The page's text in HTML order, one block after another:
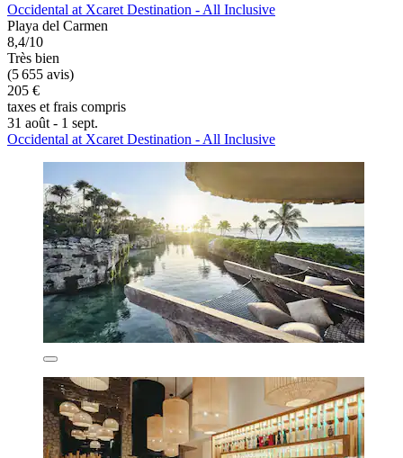
Occidental at Xcaret Destination - All Inclusive
Playa del Carmen
8,4/10
Très bien
(5 655 avis)
205 €
taxes et frais compris
31 août - 1 sept.
Occidental at Xcaret Destination - All Inclusive